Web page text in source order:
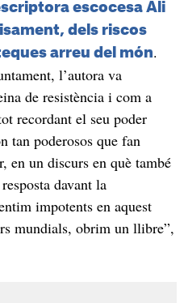
escocesa Ali
dels riscos
arreu del món.
l’autora va
de resistència i com a
recordant el seu poder
tan poderosos que fan
en un discurs en què també
davant la
impotents en aquest
mundials, obrim un llibre”,